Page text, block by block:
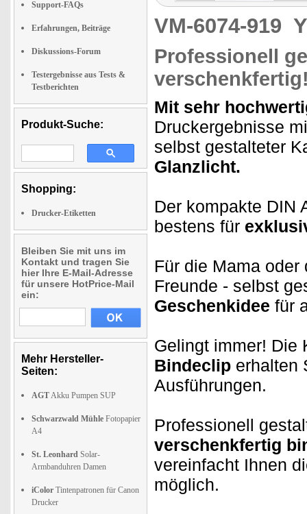
Support-FAQs
Erfahrungen, Beiträge
Diskussions-Forum
Testergebnisse aus Tests &
Testberichten
Produkt-Suche:
Shopping:
Drucker-Etiketten
Bleiben Sie mit uns im
Kontakt und tragen Sie
hier Ihre E-Mail-Adresse
für unsere HotPrice-Mail
ein:
Mehr Hersteller-
Seiten:
AGTAkku Pumpen SUP
Schwarzwald Mühle Fotopapier
A4
St. Leonhard Solar-
Armbanduhren Damen
iColor Tintenpatronen für Canon
Drucker
VM-6074-919
Professionell
Mit sehr
Druckergebnisse
selbst gestalteter
Glanzlicht.
Der kompakte DIN
bestens für
Für die Mama oder
Freunde - selbst
Geschenkidee für
Gelingt immer! Die
Bindeclip erhalten
Ausführungen.
Professionell
verschenkfertig
vereinfacht Ihnen
möglich.